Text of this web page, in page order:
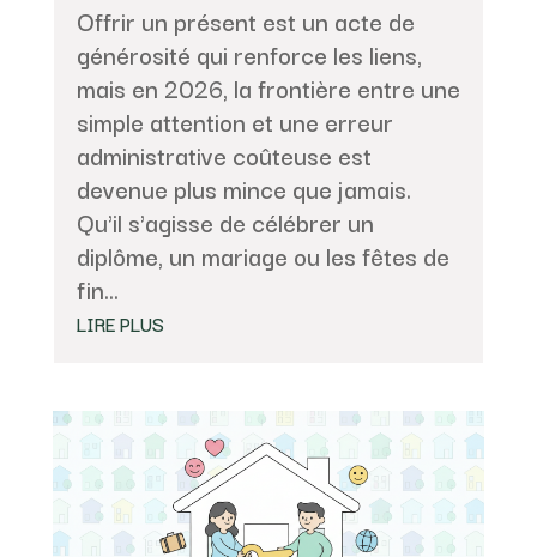
Offrir un présent est un acte de
générosité qui renforce les liens,
mais en 2026, la frontière entre une
simple attention et une erreur
administrative coûteuse est
devenue plus mince que jamais.
Qu'il s'agisse de célébrer un
diplôme, un mariage ou les fêtes de
fin...
LIRE PLUS